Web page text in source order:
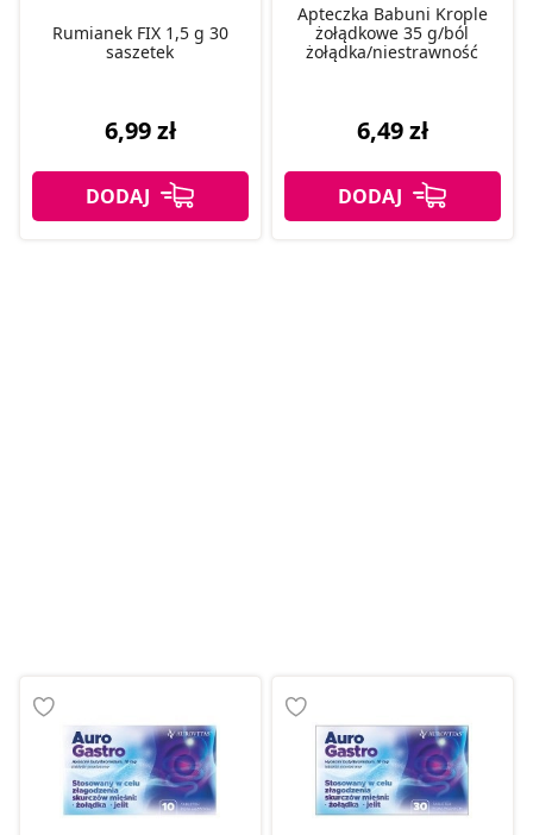
Rumianek FIX 1,5 g 30
saszetek
6,99 zł
Apteczka Babuni Krople
żołądkowe 35 g/ból
żołądka/niestrawność
6,49 zł